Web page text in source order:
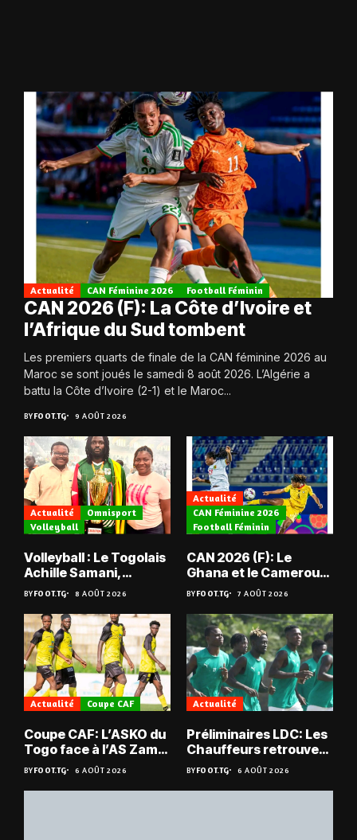
Actualité CAN Féminine 2026 Football Féminin
CAN 2026 (F): La Côte d’Ivoire et
l’Afrique du Sud tombent
Les premiers quarts de finale de la CAN féminine 2026 au
Maroc se sont joués le samedi 8 août 2026. L’Algérie a
battu la Côte d’Ivoire (2-1) et le Maroc...
BYFOOT.TG 9 AOÛT 2026
Actualité
Omnisport
Volleyball
Volleyball : Le Togolais
Achille Samani,
champion du Bénin !
BYFOOT.TG 8 AOÛT 2026
Actualité
CAN Féminine 2026
Football Féminin
CAN 2026 (F): Le
Ghana et le Cameroun
en quarts
BYFOOT.TG 7 AOÛT 2026
Actualité Coupe CAF
Coupe CAF: L’ASKO du
Togo face à l’AS Zam
du Niger
BYFOOT.TG 6 AOÛT 2026
Actualité
Préliminaires LDC: Les
Chauffeurs retrouvent
les Mimos
BYFOOT.TG 6 AOÛT 2026